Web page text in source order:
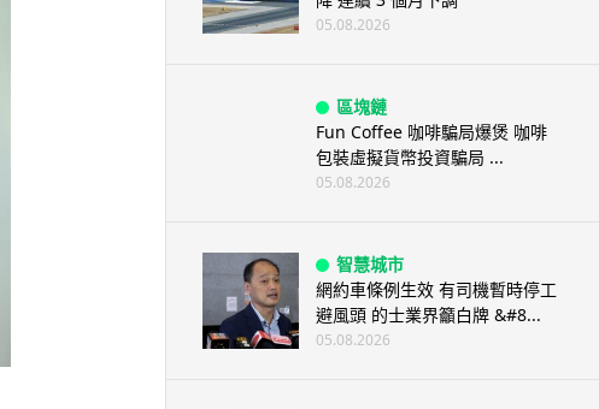
05.08.2026
區塊鏈
Fun Coffee 咖啡騙局爆煲 咖啡
包裝虛擬貨幣投資騙局 ...
05.08.2026
智慧城市
網約車條例生效 有司機暫時停工
避風頭 的士業界籲白牌 &#8...
05.08.2026